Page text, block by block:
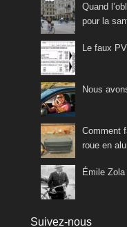
Quand
pour la
Le faux
Nous
Comment
roue en
Émile
Suivez-nous